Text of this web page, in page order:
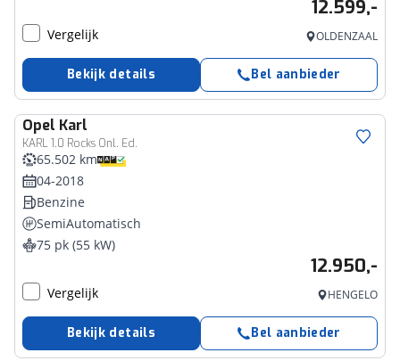
12.599,-
Vergelijk OLDENZAAL
Bekijk details Bel aanbieder
Opel Karl
KARL 1.0 Rocks Onl. Ed.
65.502 km
04-2018
Benzine
SemiAutomatisch
75 pk (55 kW)
12.950,-
Vergelijk HENGELO
Bekijk details Bel aanbieder